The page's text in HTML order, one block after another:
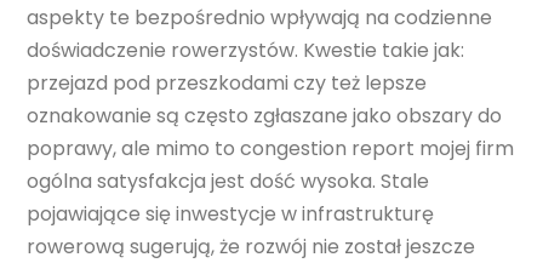
aspekty te bezpośrednio wpływają na codzienne
doświadczenie rowerzystów. Kwestie takie jak:
przejazd pod przeszkodami czy też lepsze
oznakowanie są często zgłaszane jako obszary do
poprawy, ale mimo to congestion report mojej firm
ogólna satysfakcja jest dość wysoka. Stale
pojawiające się inwestycje w infrastrukturę
rowerową sugerują, że rozwój nie został jeszcze